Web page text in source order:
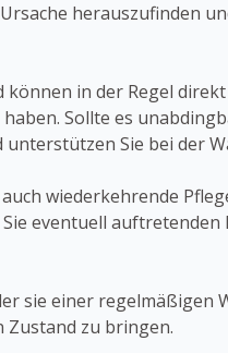
herauszufinden
in der Regel
Sollte es
Sie bei der
wiederkehrende
eventuell
sie einer
Zustand zu bringen.